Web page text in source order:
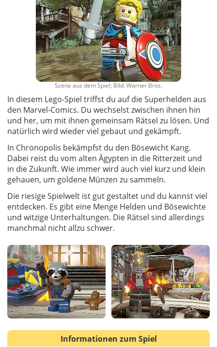
Szene aus dem Spiel; Bild: Warner Bros.
In diesem Lego-Spiel triffst du auf die Superhelden aus
den Marvel-Comics. Du wechselst zwischen ihnen hin
und her, um mit ihnen gemeinsam Rätsel zu lösen. Und
natürlich wird wieder viel gebaut und gekämpft.
In Chronopolis bekämpfst du den Bösewicht Kang.
Dabei reist du vom alten Ägypten in die Ritterzeit und
in die Zukunft. Wie immer wird auch viel kurz und klein
gehauen, um goldene Münzen zu sammeln.
Die riesige Spielwelt ist gut gestaltet und du kannst viel
entdecken. Es gibt eine Menge Helden und Bösewichte
und witzige Unterhaltungen. Die Rätsel sind allerdings
manchmal nicht allzu schwer.
Informationen zum Spiel